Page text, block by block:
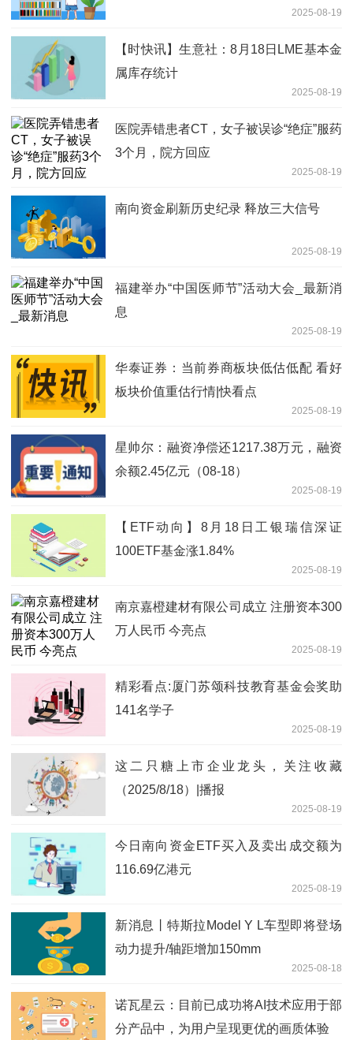
2025-08-19
【时快讯】生意社：8月18日LME基本金
属库存统计
2025-08-19
医院弄错患者CT，女子被误诊“绝症”服药
3个月，院方回应
2025-08-19
南向资金刷新历史纪录 释放三大信号
2025-08-19
福建举办“中国医师节”活动大会_最新消
息
2025-08-19
华泰证券：当前券商板块低估低配 看好
板块价值重估行情|快看点
2025-08-19
星帅尔：融资净偿还1217.38万元，融资
余额2.45亿元（08-18）
2025-08-19
【ETF动向】8月18日工银瑞信深证
100ETF基金涨1.84%
2025-08-19
南京嘉橙建材有限公司成立 注册资本300
万人民币 今亮点
2025-08-19
精彩看点:厦门苏颂科技教育基金会奖助
141名学子
2025-08-19
这二只糖上市企业龙头，关注收藏
（2025/8/18）|播报
2025-08-19
今日南向资金ETF买入及卖出成交额为
116.69亿港元
2025-08-19
新消息丨特斯拉Model Y L车型即将登场
动力提升/轴距增加150mm
2025-08-18
诺瓦星云：目前已成功将AI技术应用于部
分产品中，为用户呈现更优的画质体验